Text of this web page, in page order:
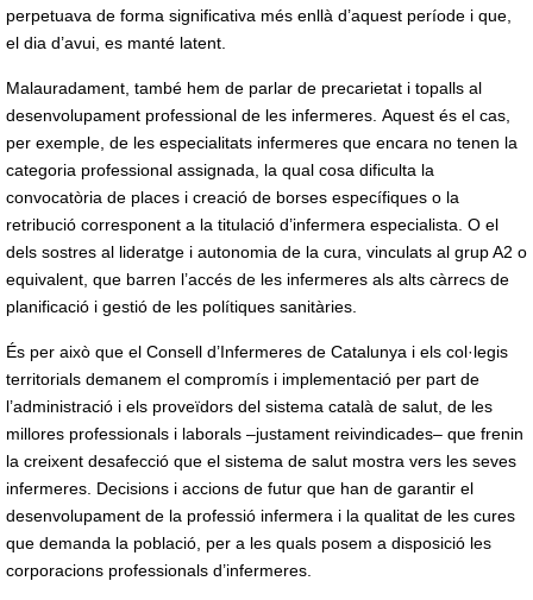
perpetuava de forma significativa més enllà d’aquest període i que,
el dia d’avui, es manté latent.
Malauradament, també hem de parlar de precarietat i topalls al
desenvolupament professional de les infermeres. Aquest és el cas,
per exemple, de les especialitats infermeres que encara no tenen la
categoria professional assignada, la qual cosa dificulta la
convocatòria de places i creació de borses específiques o la
retribució corresponent a la titulació d’infermera especialista. O el
dels sostres al lideratge i autonomia de la cura, vinculats al grup A2 o
equivalent, que barren l’accés de les infermeres als alts càrrecs de
planificació i gestió de les polítiques sanitàries.
És per això que el Consell d’Infermeres de Catalunya i els col·legis
territorials demanem el compromís i implementació per part de
l’administració i els proveïdors del sistema català de salut, de les
millores professionals i laborals –justament reivindicades– que frenin
la creixent desafecció que el sistema de salut mostra vers les seves
infermeres. Decisions i accions de futur que han de garantir el
desenvolupament de la professió infermera i la qualitat de les cures
que demanda la població, per a les quals posem a disposició les
corporacions professionals d’infermeres.